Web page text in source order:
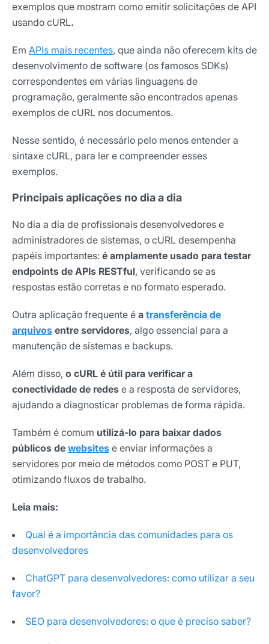
exemplos que mostram como emitir solicitações de API
usando cURL.
Em APIs mais recentes, que ainda não oferecem kits de
desenvolvimento de software (os famosos SDKs)
correspondentes em várias linguagens de
programação, geralmente são encontrados apenas
exemplos de cURL nos documentos.
Nesse sentido, é necessário pelo menos entender a
sintaxe cURL, para ler e compreender esses
exemplos.
Principais aplicações no dia a dia
No dia a dia de profissionais desenvolvedores e
administradores de sistemas, o cURL desempenha
papéis importantes: é amplamente usado para testar
endpoints de APIs RESTful, verificando se as
respostas estão corretas e no formato esperado.
Outra aplicação frequente é a transferência de
arquivos entre servidores, algo essencial para a
manutenção de sistemas e backups.
Além disso, o cURL é útil para verificar a
conectividade de redes e a resposta de servidores,
ajudando a diagnosticar problemas de forma rápida.
Também é comum utilizá-lo para baixar dados
públicos de websites e enviar informações a
servidores por meio de métodos como POST e PUT,
otimizando fluxos de trabalho.
Leia mais:
Qual é a importância das comunidades para os
desenvolvedores
ChatGPT para desenvolvedores: como utilizar a seu
favor?
SEO para desenvolvedores: o que é preciso saber?